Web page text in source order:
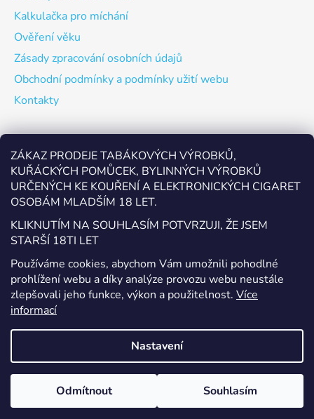
ZÁKAZ PRODEJE TABÁKOVÝCH VÝROBKŮ,
KUŘÁCKÝCH POMŮCEK, BYLINNÝCH VÝROBKŮ
URČENÝCH KE KOUŘENÍ A ELEKTRONICKÝCH CIGARET
OSOBÁM MLADŠÍM 18 LET.
KLIKNUTÍM NA SOUHLASÍM POTVRZUJI, ŽE JSEM
STARŠÍ 18TI LET
Používáme cookies, abychom Vám umožnili pohodlné
prohlížení webu a díky analýze provozu webu neustále
zlepšovali jeho funkce, výkon a použitelnost. Více
informací
Nastavení
Odmítnout Souhlasím
Kalkulačka pro míchání
Ověření věku
Zásady zpracování osobních údajů
Obchodní podmínky a podmínky užití webu
Kontakty
Odebírat newsletter
Vložte svůj e-mail a my vám budeme zasílat informace o
nových produktech na našem e-shopu.
E-mail
Vložením e-mailu souhlasíte s
podmínkami ochrany
osobních údajů
PŘIHLÁSIT SE
Vytvořil Shoptet
Copyright 2026EcigaretyPřerov.cz. Všechna práva
vyhrazena.